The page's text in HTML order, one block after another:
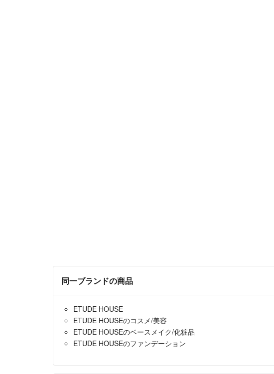
同一ブランドの商品
ETUDE HOUSE
ETUDE HOUSEのコスメ/美容
ETUDE HOUSEのベースメイク/化粧品
ETUDE HOUSEのファンデーション